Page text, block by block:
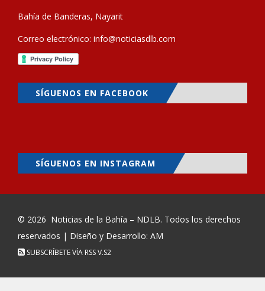
Bahía de Banderas, Nayarit
Correo electrónico: info@noticiasdlb.com
SÍGUENOS EN FACEBOOK
SÍGUENOS EN INSTAGRAM
© 2026 Noticias de la Bahía – NDLB. Todos los derechos
reservados | Diseño y Desarrollo: AM
SUBSCRÍBETE VÍA RSSV.S2